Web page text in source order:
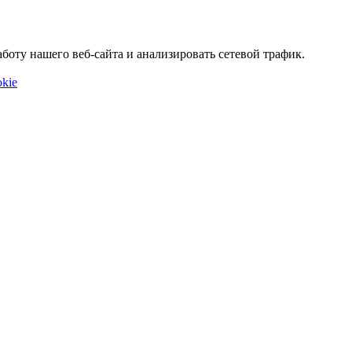
нашего веб-сайта и анализировать сетевой трафик.